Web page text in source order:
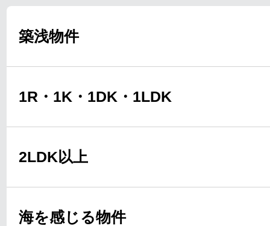
築浅物件
1R・1K・1DK・1LDK
2LDK以上
海を感じる物件